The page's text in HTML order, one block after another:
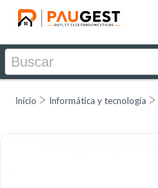
Inicio Informática y tecnología